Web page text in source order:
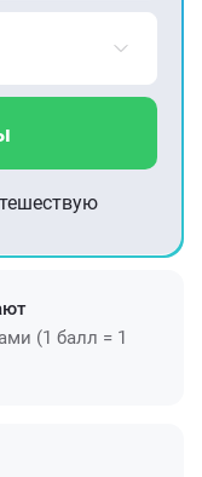
(1 балл = 1